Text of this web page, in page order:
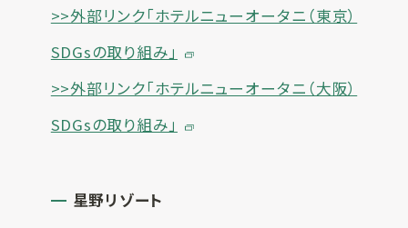
>>外部リンク「ホテルニューオータニ（東京）
SDGsの取り組み」
>>外部リンク「ホテルニューオータニ（大阪）
SDGsの取り組み」
星野リゾート